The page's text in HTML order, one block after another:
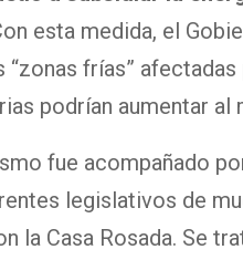
esta medida, el
frías”
podrían aumentar al
fue acompañado
legislativos de
la Casa Rosada. Se